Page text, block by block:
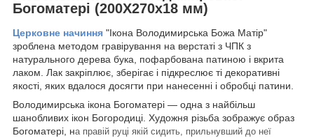
Богоматері (200Х270х18 мм)
Церковне начиння "Ікона Володимирська Божа Матір"
зроблена методом гравірування на верстаті з ЧПК з
натурального дерева бука, пофарбована патиною і вкрита
лаком. Лак закріплює, зберігає і підкреслює ті декоративні
якості, яких вдалося досягти при нанесенні і обробці патини.
Володимирська ікона Богоматері ― одна з найбільш
шанобливих ікон Богородиці. Художня різьба зображує образ
Богоматері, на правій руці якій сидить, прильнувший до неї